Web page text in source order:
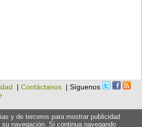
|Contáctanos | Síguenos
y de terceros para mostrar publicidad
su navegación. Si continua navegando